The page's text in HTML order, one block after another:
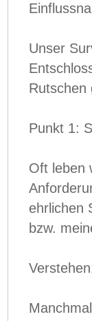
Unser
Rutschen
Punkt 1:
Oft leben
ehrlichen
bzw.